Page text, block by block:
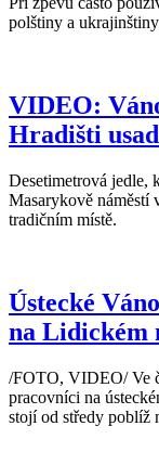
polštiny a
VIDEO:
Hradišti
Desetimetrová jedle,
Masarykově náměstí
tradičním místě.
Ústecké
na Lidickém
/FOTO, VIDEO/ Ve
pracovníci na
stojí od středy poblíž